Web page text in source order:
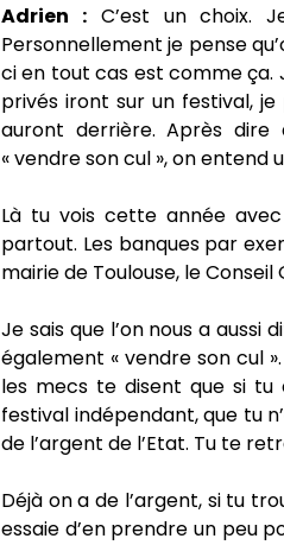
Adrien :C’est un choix.
Personnellement je pense
ci en tout cas est comme ça.
privés iront sur un festival,
auront derrière. Après
« vendre son cul », on entend
Là tu vois cette année
partout. Les banques par
mairie de Toulouse, le Conseil
Je sais que l’on nous a
également « vendre son cul
les mecs te disent que si
festival indépendant, que tu
de l’argent de l’Etat. Tu te
Déjà on a de l’argent, si tu
essaie d’en prendre un peu